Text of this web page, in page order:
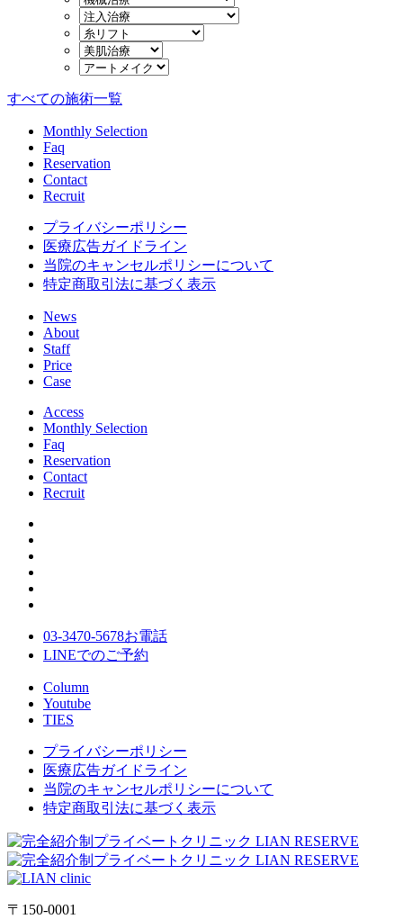
すべての施術一覧
Monthly Selection
Faq
Reservation
Contact
Recruit
プライバシーポリシー
医療広告ガイドライン
当院のキャンセルポリシーについて
特定商取引法に基づく表示
News
About
Staff
Price
Case
Access
Monthly Selection
Faq
Reservation
Contact
Recruit
03-3470-5678お電話
LINEでのご予約
Column
Youtube
TIES
プライバシーポリシー
医療広告ガイドライン
当院のキャンセルポリシーについて
特定商取引法に基づく表示
〒150-0001